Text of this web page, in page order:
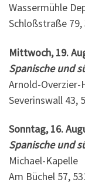
Wassermühle
Schloßstraße
Mittwoch, 19.
Spanische und
Arnold-Overzier-
Severinswall 43,
Sonntag, 16.
Spanische und
Michael-Kapelle
Am Büchel 57,